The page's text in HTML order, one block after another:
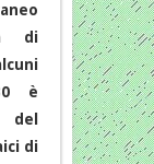
di
è
del
di